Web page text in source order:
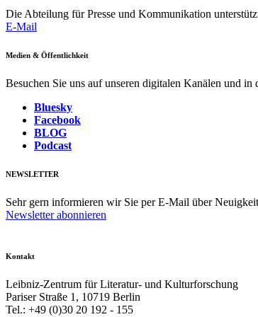
Die Abteilung für Presse und Kommunikation
E-Mail
Medien & Öffentlichkeit
Besuchen Sie uns auf unseren digitalen Kanälen und in
Bluesky
Facebook
BLOG
Podcast
NEWSLETTER
Sehr gern informieren wir Sie per E-Mail über
Newsletter abonnieren
Kontakt
Leibniz-Zentrum für Literatur- und Kulturforschung
Pariser Straße 1, 10719 Berlin
Tel.: +49 (0)30 20 192 - 155